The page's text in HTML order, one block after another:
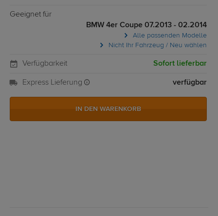
Geeignet für
BMW 4er Coupe 07.2013 - 02.2014
Alle passenden Modelle
Nicht Ihr Fahrzeug / Neu wählen
Verfügbarkeit Sofort lieferbar
Express Lieferung verfügbar
IN DEN WARENKORB